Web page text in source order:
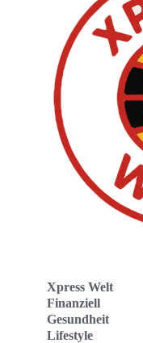
Xpress Welt
Finanziell
Gesundheit
Lifestyle